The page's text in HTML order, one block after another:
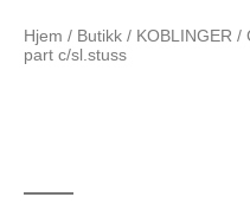
Hjem / Butikk / KOBLINGER /
part c/sl.stuss